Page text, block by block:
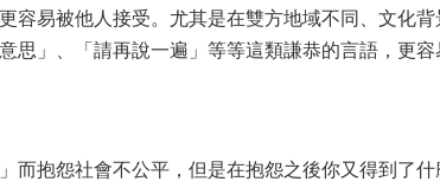
容易被他人接受。尤其是在雙方地域不同、文化背
」、「請再說一遍」等等這類謙恭的言語，更容
而抱怨社會不公平，但是在抱怨之後你又得到了什